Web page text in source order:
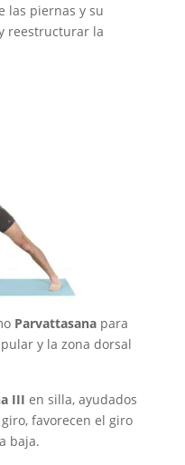
las piernas y su
reestructurar la
Parvattasanapara
y la zona dorsal
III en silla, ayudados
favorecen el giro
baja.